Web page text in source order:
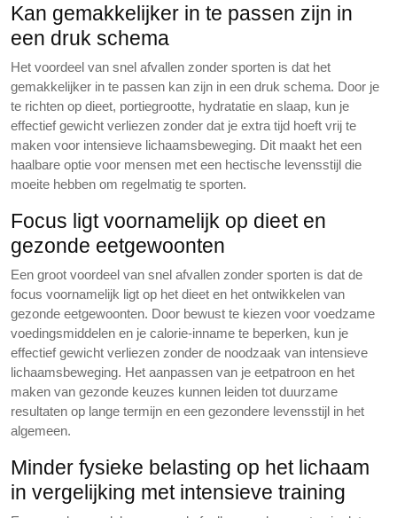
Kan gemakkelijker in te passen zijn in
een druk schema
Het voordeel van snel afvallen zonder sporten is dat het
gemakkelijker in te passen kan zijn in een druk schema. Door je
te richten op dieet, portiegrootte, hydratatie en slaap, kun je
effectief gewicht verliezen zonder dat je extra tijd hoeft vrij te
maken voor intensieve lichaamsbeweging. Dit maakt het een
haalbare optie voor mensen met een hectische levensstijl die
moeite hebben om regelmatig te sporten.
Focus ligt voornamelijk op dieet en
gezonde eetgewoonten
Een groot voordeel van snel afvallen zonder sporten is dat de
focus voornamelijk ligt op het dieet en het ontwikkelen van
gezonde eetgewoonten. Door bewust te kiezen voor voedzame
voedingsmiddelen en je calorie-inname te beperken, kun je
effectief gewicht verliezen zonder de noodzaak van intensieve
lichaamsbeweging. Het aanpassen van je eetpatroon en het
maken van gezonde keuzes kunnen leiden tot duurzame
resultaten op lange termijn en een gezondere levensstijl in het
algemeen.
Minder fysieke belasting op het lichaam
in vergelijking met intensieve training